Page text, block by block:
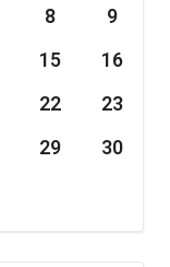
8
9
15
16
22
23
29
30